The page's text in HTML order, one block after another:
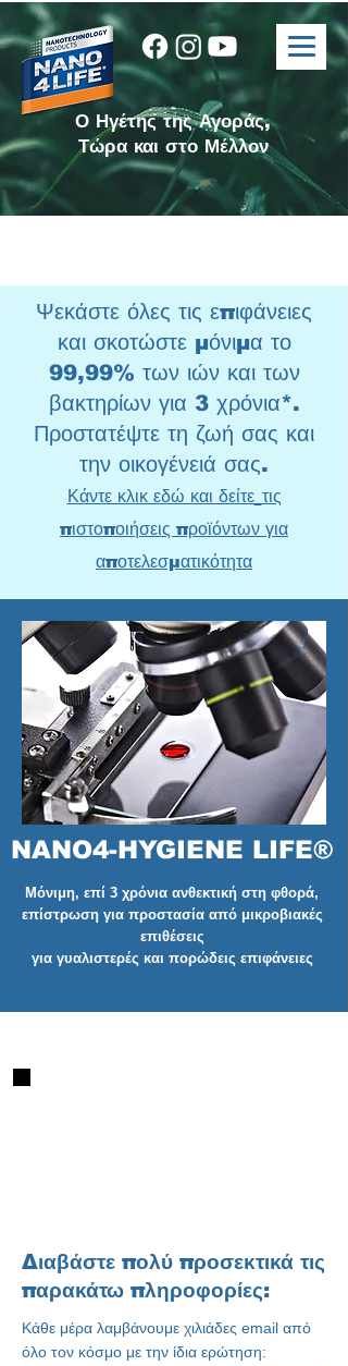
Ο Ηγέτης της Αγοράς,
Τώρα και στο Μέλλον
Ψεκάστε όλες τις επιφάνειες
και σκοτώστε μόνιμα το
99,99% των ιών και των
βακτηρίων για 3 χρόνια*.
Προστατέψτε τη ζωή σας και
την οικογένειά σας.
Κάντε κλικ εδώ και δείτε τις
πιστοποιήσεις προϊόντων για
αποτελεσματικότητα
NANO4-HYGIENE LIFE®
Μόνιμη, επί 3 χρόνια ανθεκτική στη φθορά,
επίστρωση για προστασία από μικροβιακές
επιθέσεις
για γυαλιστερές και πορώδεις επιφάνειες
Διαβάστε πολύ προσεκτικά τις
παρακάτω πληροφορίες:
Κάθε μέρα λαμβάνουμε χιλιάδες email από
όλο τον κόσμο με την ίδια ερώτηση: